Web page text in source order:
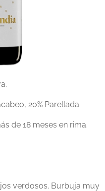
20% Parellada.
de 18 meses en rima.
verdosos. Burbuja muy